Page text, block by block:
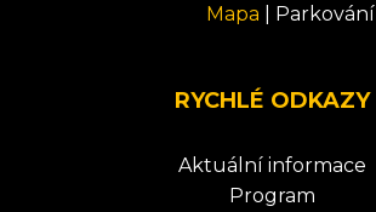
Mapa
Parkování
RYCHLÉ ODKAZY
Aktuální informace
Program